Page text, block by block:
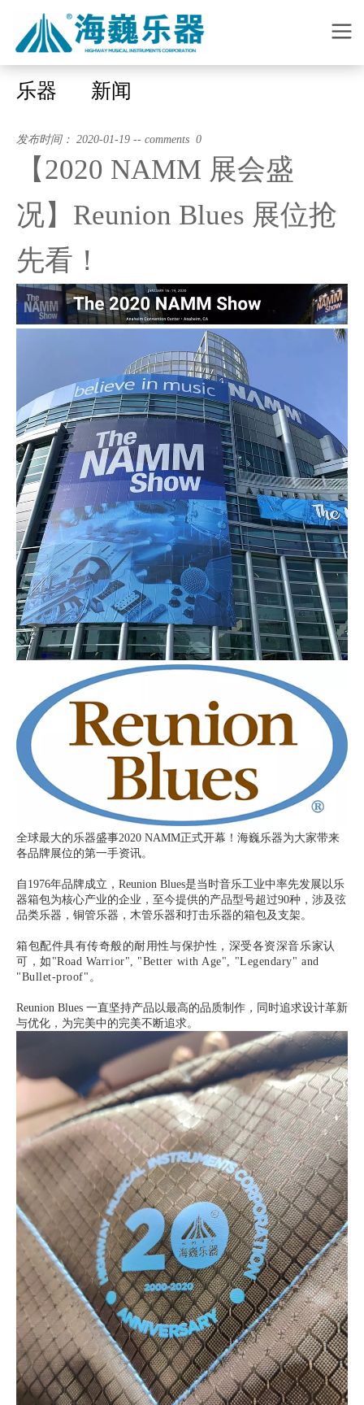
乐器 新闻
发布时间： 2020-01-19 -- comments 0
【2020 NAMM 展会盛
况】Reunion Blues 展位抢
先看！
全球最大的乐器盛事2020 NAMM正式开幕！ 海巍乐器为大家带来
各品牌展位的第一手资讯。
自1976年品牌成立，Reunion Blues是当时音乐工业中率先发展以乐
器箱包为核心产业的企业，至今提供的产品型号超过90种，涉及弦
品类乐器，铜管乐器，木管乐器和打击乐器的箱包及支架。
箱包配件具有传奇般的耐用性与保护性，深受各资深音乐家认
可，如"Road Warrior", "Better with Age", "Legendary" and
"Bullet-proof"。
Reunion Blues 一直坚持产品以最高的品质制作，同时追求设计革新
与优化，为完美中的完美不断追求。